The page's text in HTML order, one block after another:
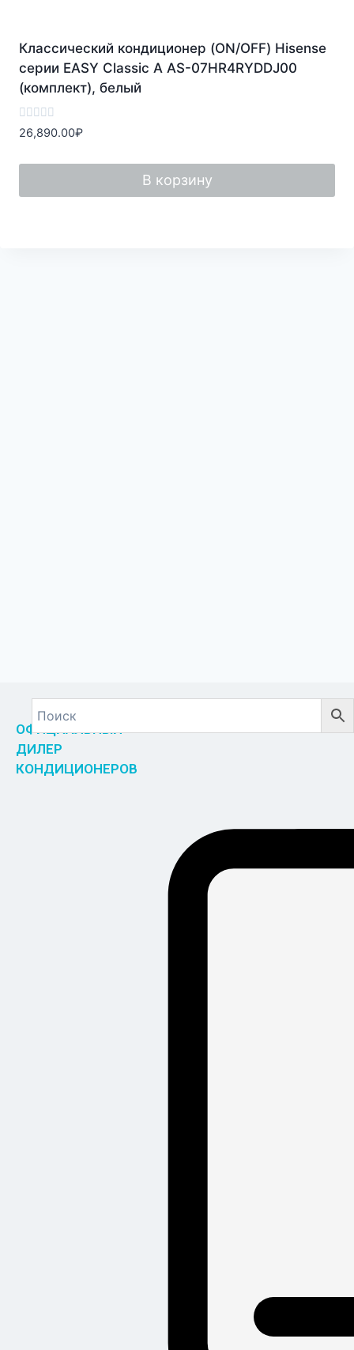
Классический кондиционер (ON/OFF) Hisense
серии EASY Classic A AS-07HR4RYDDJ00
(комплект), белый
Оценка
0
5
26,890.00₽
В корзину
ОФИЦИАЛЬНЫЙ
ДИЛЕР
КОНДИЦИОНЕРОВ